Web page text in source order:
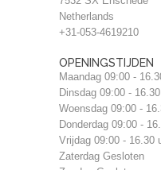
Netherlands
+31-053-4619210
OPENINGSTIJDEN
Maandag 09:00 -
Dinsdag 09:00 -
Woensdag 09:00 -
Donderdag 09:00 -
Vrijdag 09:00 - 16.30
Zaterdag Gesloten